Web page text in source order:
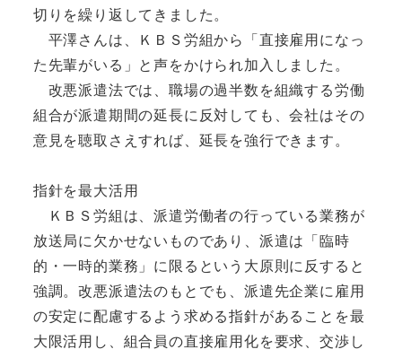
切りを繰り返してきました。
平澤さんは、ＫＢＳ労組から「直接雇用になっ
た先輩がいる」と声をかけられ加入しました。
改悪派遣法では、職場の過半数を組織する労働
組合が派遣期間の延長に反対しても、会社はその
意見を聴取さえすれば、延長を強行できます。
指針を最大活用
ＫＢＳ労組は、派遣労働者の行っている業務が
放送局に欠かせないものであり、派遣は「臨時
的・一時的業務」に限るという大原則に反すると
強調。改悪派遣法のもとでも、派遣先企業に雇用
の安定に配慮するよう求める指針があることを最
大限活用し、組合員の直接雇用化を要求、交渉し